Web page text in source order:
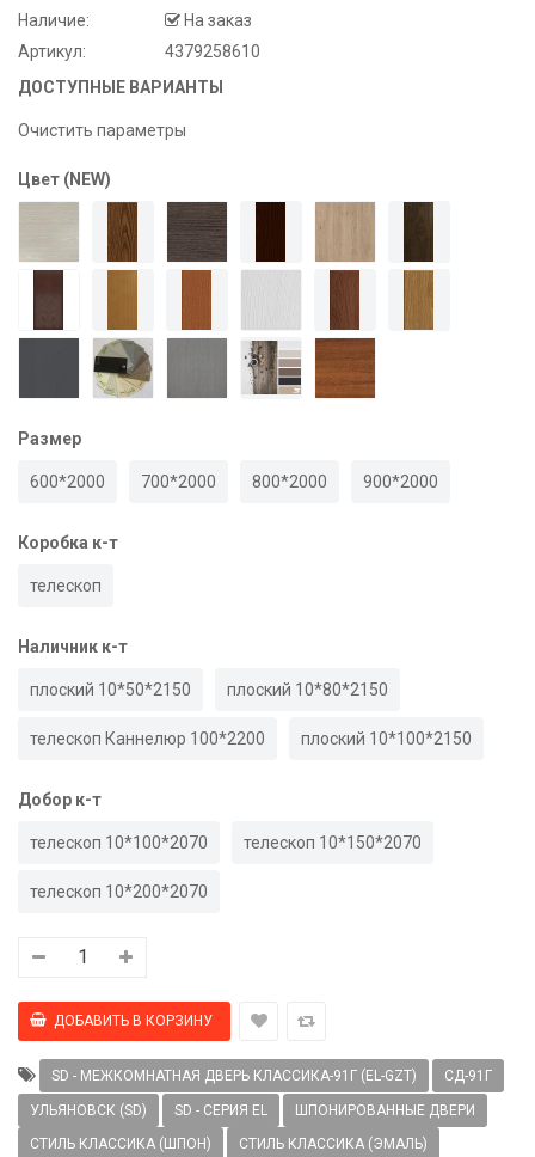
Наличие:
На заказ
Артикул:
4379258610
ДОСТУПНЫЕ ВАРИАНТЫ
Очистить параметры
Цвет (NEW)
Размер
600*2000 700*2000 800*2000 900*2000
Коробка к-т
телескоп
Наличник к-т
плоский 10*50*2150 плоский 10*80*2150
телескоп Каннелюр 100*2200 плоский 10*100*2150
Добор к-т
телескоп 10*100*2070 телескоп 10*150*2070
телескоп 10*200*2070
SD - МЕЖКОМНАТНАЯ ДВЕРЬ КЛАССИКА-91Г (EL-GZT) СД-91Г
УЛЬЯНОВСК (SD) SD - СЕРИЯ EL ШПОНИРОВАННЫЕ ДВЕРИ
СТИЛЬ КЛАССИКА (ШПОН) СТИЛЬ КЛАССИКА (ЭМАЛЬ)